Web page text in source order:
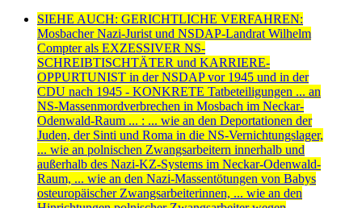
SIEHE AUCH: GERICHTLICHE VERFAHREN:
Mosbacher Nazi-Jurist und NSDAP-Landrat Wilhelm
Compter als EXZESSIVER NS-
SCHREIBTISCHTÄTER und KARRIERE-
OPPURTUNIST in der NSDAP vor 1945 und in der
CDU nach 1945 - KONKRETE Tatbeteiligungen ... an
NS-Massenmordverbrechen in Mosbach im Neckar-
Odenwald-Raum ... : ... wie an den Deportationen der
Juden, der Sinti und Roma in die NS-Vernichtungslager,
... wie an polnischen Zwangsarbeitern innerhalb und
außerhalb des Nazi-KZ-Systems im Neckar-Odenwald-
Raum, ... wie an den Nazi-Massentötungen von Babys
osteuropäischer Zwangsarbeiterinnen, ... wie an den